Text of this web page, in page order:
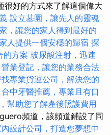
很好的方式來了解這個偉大
設立墓園，讓先人的靈魂
，讓您的家人得到最好的
人提供一個安穩的歸宿 探
的方案 玻尿酸注射，迅速
營業登記，讓您的業務合法
專業貨運公司，解決您的
台中牙醫推薦，專業且有口
幫助您了解產後照護費用
頻道，該頻道鋪設了同
設計公司，打造您夢想中